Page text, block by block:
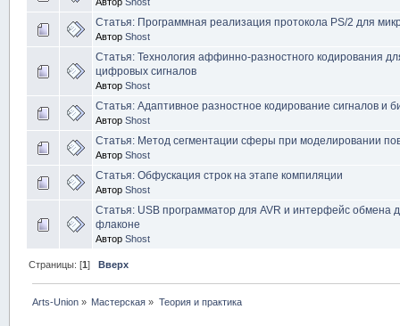
Статья: Программная реализация протокола PS/2 для
Автор Shost
Статья: Технология аффинно-разностного кодирования
цифровых сигналов
Автор Shost
Статья: Адаптивное разностное кодирование сигналов и
Автор Shost
Статья: Метод сегментации сферы при моделировании
Автор Shost
Статья: Обфускация строк на этапе компиляции
Автор Shost
Статья: USB программатор для AVR и интерфейс обмена
флаконе
Автор Shost
Страницы: [1]Вверх
Arts-Union » Мастерская » Теория и практика